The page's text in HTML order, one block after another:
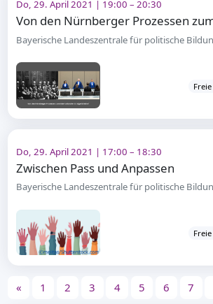
Do, 29. April 2021 | 19:00 – 20:30
Bayerische Landeszentrale für politische
Do, 29. April 2021 | 17:00 – 18:30
Zwischen Pass und Anpassen
Bayerische Landeszentrale für politische
« 1 2 3 4 5 6 7